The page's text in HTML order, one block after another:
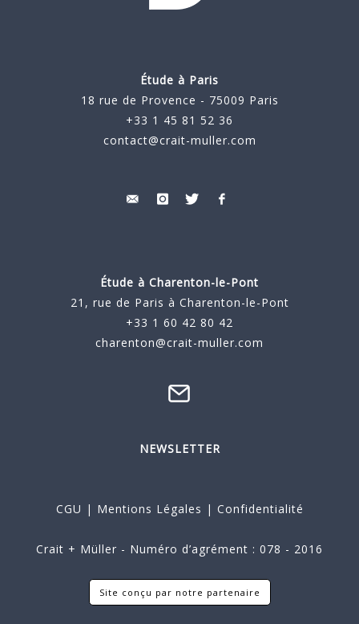
Étude à Paris
18 rue de Provence - 75009 Paris
+33 1 45 81 52 36
contact@crait-muller.com
Étude à Charenton-le-Pont
21, rue de Paris à Charenton-le-Pont
+33 1 60 42 80 42
charenton@crait-muller.com
NEWSLETTER
CGU | Mentions Légales | Confidentialité
Crait + Müller - Numéro d’agrément : 078 - 2016
Site conçu par notre partenaire